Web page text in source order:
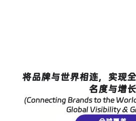
将品牌与世界相连，实现
名度与增长
(Connecting Brands to the
Global Visibility&